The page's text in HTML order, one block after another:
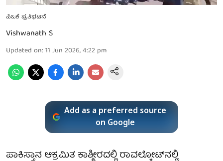
ಪಿಒಕೆ ಪ್ರತಿಭಟನೆ
Vishwanath S
Updated on: 11 Jun 2026, 4:22 pm
Add as a preferred source
on Google
ಪಾಕಿಸ್ತಾನ ಆಕ್ರಮಿತ ಕಾಶ್ಮೀರದಲ್ಲಿ ರಾವಲ್ಕೋಟ್‌ನಲ್ಲಿ